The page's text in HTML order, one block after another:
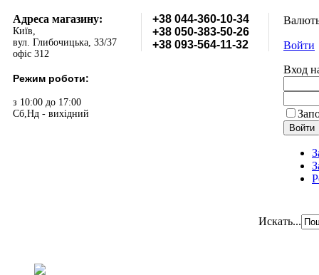
Адреса магазину:
Київ,
вул. Глибочицька, 33/37
офіс 312
Режим роботи:
з 10:00 до 17:00
Сб,Нд - вихідний
+38 044-360-10-34
+38 050-383-50-26
+38 093-564-11-32
Войти
Вход
Искать...